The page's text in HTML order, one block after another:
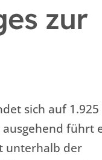
zur
sich auf 1.925
führt
unterhalb der